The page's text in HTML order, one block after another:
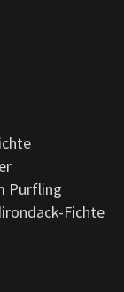
Purfling
Fichte